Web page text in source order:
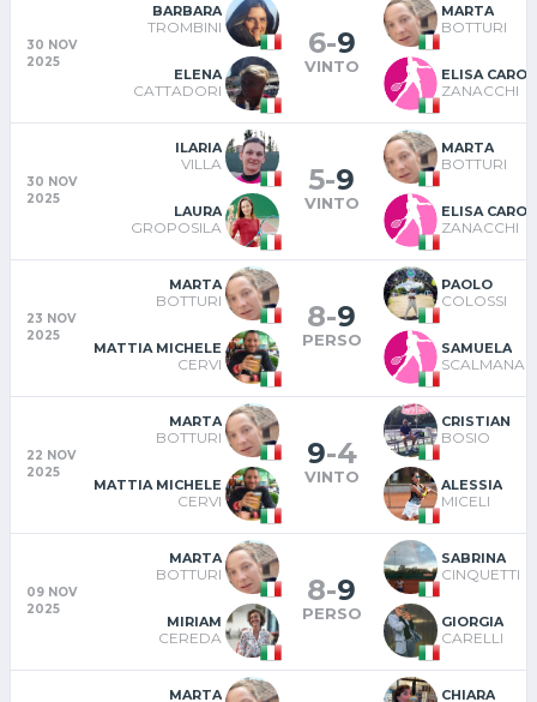
30 NOV
2025
BARBARA
TROMBINI
ELENA
CATTADORI
6-9
VINTO
MARTA
BOTTURI
ELISA
ZANACCHI
30 NOV
2025
ILARIA
VILLA
LAURA
GROPOSILA
5-9
VINTO
MARTA
BOTTURI
ELISA
ZANACCHI
23 NOV
2025
MARTA
BOTTURI
MATTIA MICHELE
CERVI
8-9
PERSO
PAOLO
COLOSSI
SAMUELA
SCALMANA
22 NOV
2025
MARTA
BOTTURI
MATTIA MICHELE
CERVI
9-4
VINTO
CRISTIAN
BOSIO
ALESSIA
MICELI
09 NOV
2025
MARTA
BOTTURI
MIRIAM
CEREDA
8-9
PERSO
SABRINA
CINQUETTI
GIORGIA
CARELLI
MARTA CHIARA